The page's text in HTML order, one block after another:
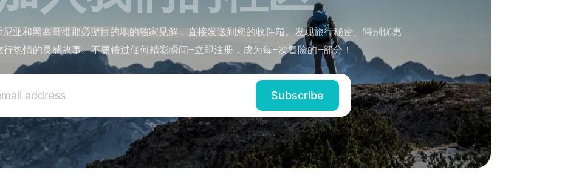
亚和黑塞哥维那必游目的地的独家见解，直接发送到您的收件箱。发现旅行秘密、特别优惠
热情的灵感故事。不要错过任何精彩瞬间–立即注册，成为每–次冒险的–部分！